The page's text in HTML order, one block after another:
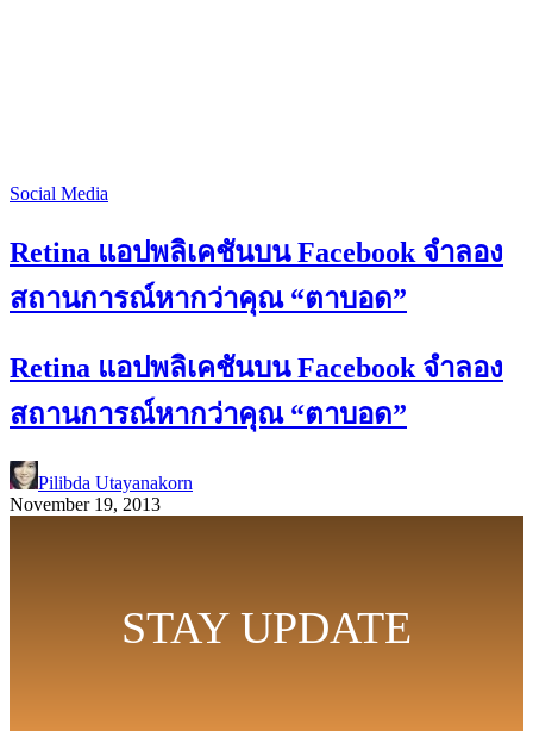
Social Media
Retina แอปพลิเคชันบน Facebook จำลอง
สถานการณ์หากว่าคุณ “ตาบอด”
Retina แอปพลิเคชันบน Facebook จำลอง
สถานการณ์หากว่าคุณ “ตาบอด”
Pilibda Utayanakorn
November 19, 2013
STAY UPDATE